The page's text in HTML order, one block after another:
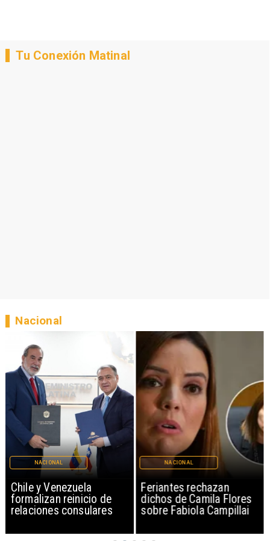
Tu Conexión Matinal
Chile y Venezuela
formalizan reinicio de
relaciones consulares
NACIONAL
Feriantes rechazan
dichos de Camila Flores
sobre Fabiola Campillai
NACIONAL
Nacional